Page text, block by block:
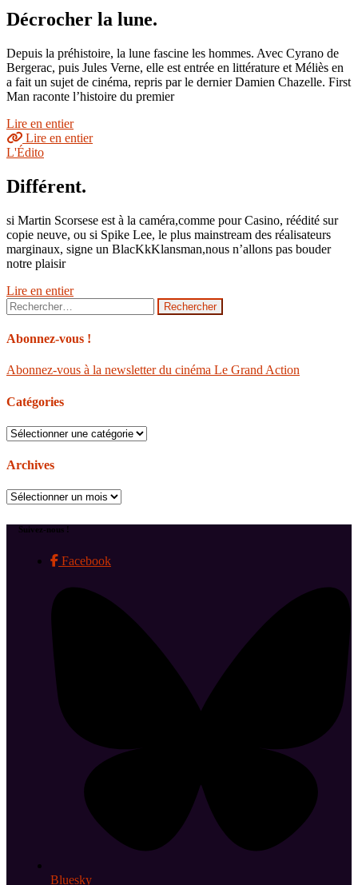
Décrocher la lune.
Depuis la préhistoire, la lune fascine les hommes. Avec Cyrano de
Bergerac, puis Jules Verne, elle est entrée en littérature et Méliès en
a fait un sujet de cinéma, repris par le dernier Damien Chazelle. First
Man raconte l’histoire du premier
Lire en entier
Lire en entier
L'Édito
Différent.
si Martin Scorsese est à la caméra,comme pour Casino, réédité sur
copie neuve, ou si Spike Lee, le plus mainstream des réalisateurs
marginaux, signe un BlacKkKlansman,nous n’allons pas bouder
notre plaisir
Lire en entier
Rechercher :
Abonnez-vous !
Abonnez-vous à la newsletter du cinéma Le Grand Action
Catégories
Catégories
Archives
Archives
Suivez-nous !
Facebook
Bluesky